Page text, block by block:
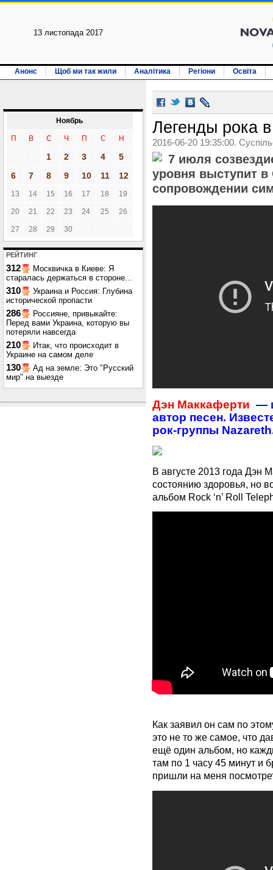
13 листопада 2017
Анонс Щоб ми так жили Аналітика Регіони Освіта
Ноябрь
П В С Ч П С Н
1 2 3 4
5
6
7 8 9 10 11 12
13 14 15 16 17 18 19
20 21 22 23 24 25 26
27 28 29 30
РЕЙТИНГ
312
Москвичка в Киеве: Я
старалась держаться в стороне...
310
Украина и Россия: Глубина
исторической пропасти
286
Россияне, привыкайте:
Перед вами Украина, которую вы
потеряли навсегда
210
Итак, что происходит в
Украине на самом деле
130
Ад на земле: Это "Русский
мир" на выезде
Легенды рока
2016-06-20 19:35:00.
7 июля
уровня выступит
сопровождении
Дэн Маккаферти —
автор песен.
рок-группы
В августе 2013 года Дэн
состоянию здоровья, но
альбом Rock ‘n’ Roll
Как заявил он сам по
это не то же самое, что
ещё один альбом, но
там по 1 часу 45 минут и
пришли на меня